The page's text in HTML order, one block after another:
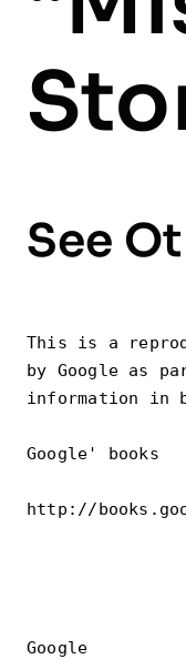
See
This is a
by Google as
information in
Google' books
http://
Google